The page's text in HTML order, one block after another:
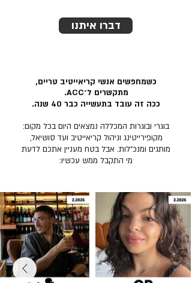
דברו איתנו
כשמחפשים אנשי קריאייטיב טריים,
מתקשרים ל־ACC.
ככה זה עובד בתעשייה כבר 40 שנה.
בוגרי ובוגרות המכללה נמצאים היום בכל מקום:
מקופירייטינג וניהול קריאייטיב ועד סושיאל,
מותגים ומנכ״לות. אבל בטח מעניין אתכם לדעת
מי התקבל ממש עכשיו: